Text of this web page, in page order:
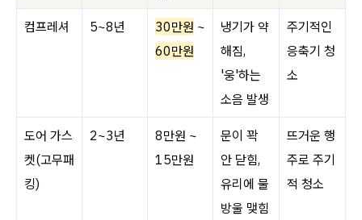
컴프레셔 5~8년 30만원 ~
60만원
냉기가 약
해짐,
'웅'하는
소음 발생
주기적인
응축기 청
소
도어 가스
켓(고무패
킹)
2~3년
8만원 ~
15만원
문이 꽉
안 닫힘,
유리에 물
방울 맺힘
뜨거운 행
주로 주기
적 청소